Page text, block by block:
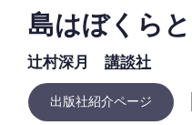
島はぼくらと
辻村深月 講談社
出版社紹介ページ